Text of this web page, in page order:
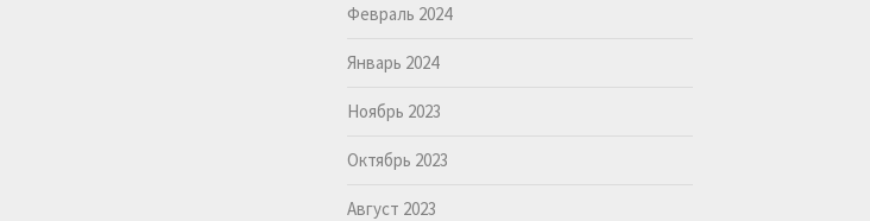
Февраль 2024
Январь 2024
Ноябрь 2023
Октябрь 2023
Август 2023